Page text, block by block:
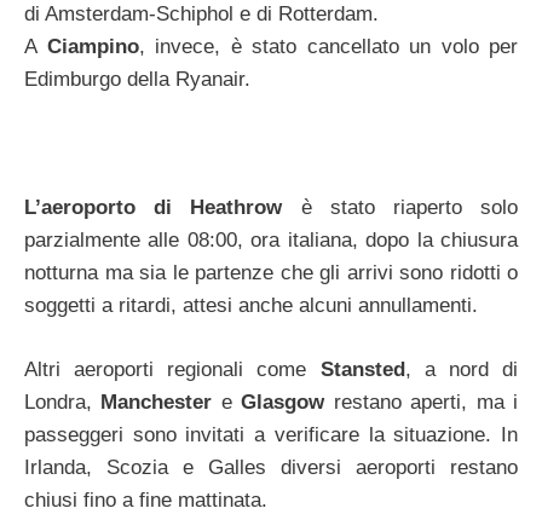
di Amsterdam-Schiphol e di Rotterdam.
A Ciampino, invece, è stato cancellato un volo per
Edimburgo della Ryanair.
L’aeroporto di Heathrow è stato riaperto solo
parzialmente alle 08:00, ora italiana, dopo la chiusura
notturna ma sia le partenze che gli arrivi sono ridotti o
soggetti a ritardi, attesi anche alcuni annullamenti.
Altri aeroporti regionali come Stansted, a nord di
Londra, Manchester eGlasgow restano aperti, ma i
passeggeri sono invitati a verificare la situazione. In
Irlanda, Scozia e Galles diversi aeroporti restano
chiusi fino a fine mattinata.